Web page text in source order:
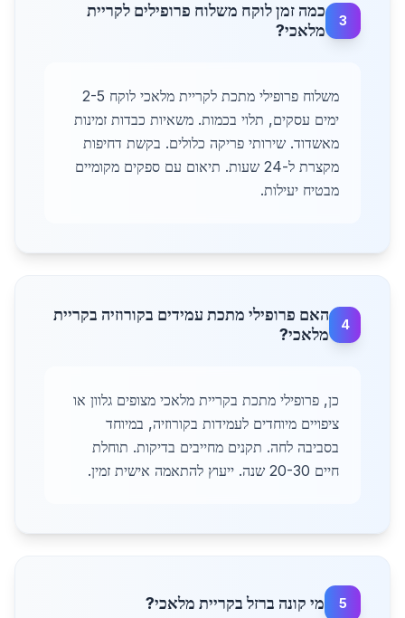
3
כמה זמן לוקח משלוח פרופילים לקריית
מלאכי?
משלוח פרופילי מתכת לקריית מלאכי לוקח 2-5
ימים עסקים, תלוי בכמות. משאיות כבדות זמינות
מאשדוד. שירותי פריקה כלולים. בקשת דחיפות
מקצרת ל-24 שעות. תיאום עם ספקים מקומיים
מבטיח יעילות.
4
האם פרופילי מתכת עמידים בקורוזיה בקריית
מלאכי?
כן, פרופילי מתכת בקריית מלאכי מצופים גלוון או
ציפויים מיוחדים לעמידות בקורוזיה, במיוחד
בסביבה לחה. תקנים מחייבים בדיקות. תוחלת
חיים 20-30 שנה. ייעוץ להתאמה אישית זמין.
5 מי קונה ברזל בקריית מלאכי?